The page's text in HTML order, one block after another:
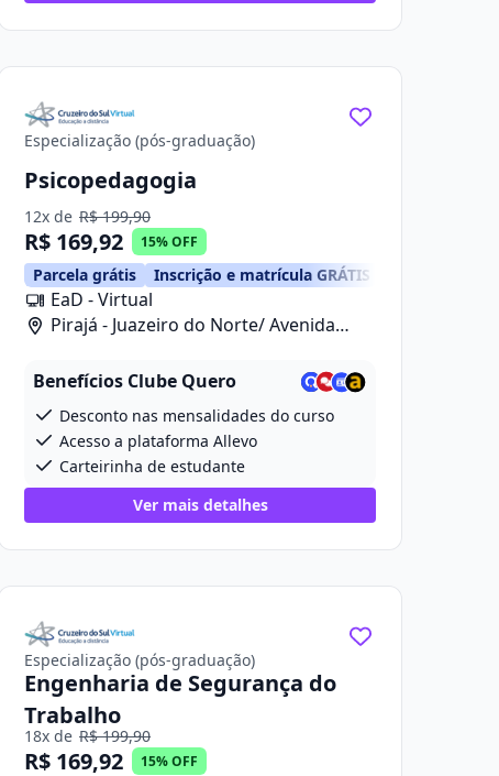
Especialização (pós-graduação)
Psicopedagogia
12x de R$ 199,90
R$ 169,92 15% OFF
Parcela grátis Inscrição e matrícula GRÁTIS
EaD - Virtual
Pirajá - Juazeiro do Norte/ Avenida
Benefícios Clube Quero
Desconto nas mensalidades do curso
Acesso a plataforma Allevo
Carteirinha de estudante
Ver mais detalhes
Especialização (pós-graduação)
Engenharia de Segurança do
Trabalho
18x de R$ 199,90
R$ 169,92 15% OFF